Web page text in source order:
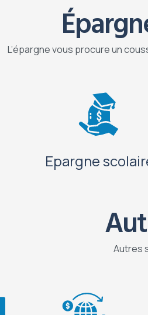
L’épargne vous procure un
Epargne
Autres